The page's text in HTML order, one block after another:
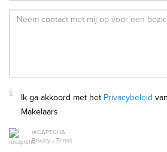
Ik ga akkoord met het Privacybeleid
Makelaars
reCAPTCHA
Privacy • Terms